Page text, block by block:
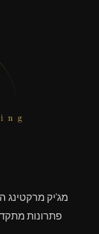
מג'יק מרקטינג
פתרונות